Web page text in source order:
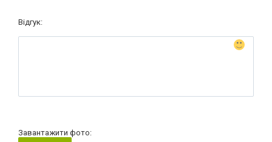
Відгук:
Завантажити фото: